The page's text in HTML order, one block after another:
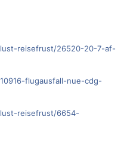
reisefrust/26520-20-7-af-
flugausfall-nue-cdg-
reisefrust/6654-